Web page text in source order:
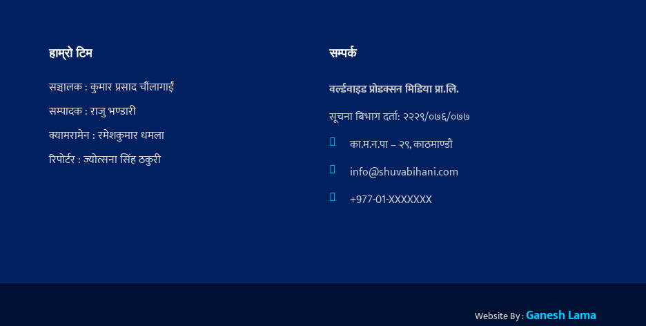
हाम्रो टिम
सञ्चालक : कुमार प्रसाद चौंलागाईं
सम्पादक : राजु भण्डारी
क्यामरामेन : रमेशकुमार धमला
रिपोर्टर : ज्योत्सना सिंह ठकुरी
सम्पर्क
वर्ल्डवाइड प्रोडक्सन मिडिया प्रा.लि.
सूचना बिभाग दर्ता: २२२९/०७६/०७७
का.म.न.पा – २९, काठमाण्डौ
info@shuvabihani.com
+977-01-XXXXXXX
Website By :Ganesh Lama